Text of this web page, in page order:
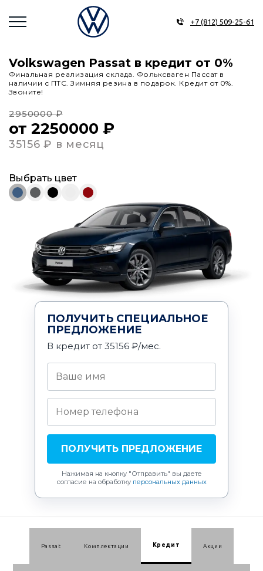
+7 (812) 509-25-61
Volkswagen Passat в кредит от 0%
Финальная реализация склада. Фольксваген Пассат в
наличии с ПТС. Зимняя резина в подарок. Кредит от 0%.
Звоните!
2950000 ₽
от 2250000 ₽
35156 ₽ в месяц
Выбрать цвет
ПОЛУЧИТЬ СПЕЦИАЛЬНОЕ
ПРЕДЛОЖЕНИЕ
В кредит от 35156 ₽/мес.
ПОЛУЧИТЬ ПРЕДЛОЖЕНИЕ
Нажимая на кнопку "Отправить" вы даете
согласие на обработку персональных данных
Passat Комплектации Кредит Акции